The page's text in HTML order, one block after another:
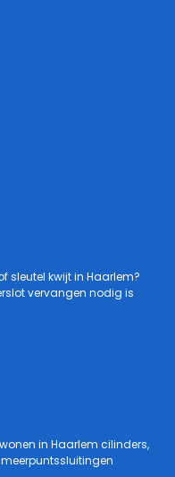
sleutel kwijt in Haarlem?
vervangen nodig is
in Haarlem cilinders,